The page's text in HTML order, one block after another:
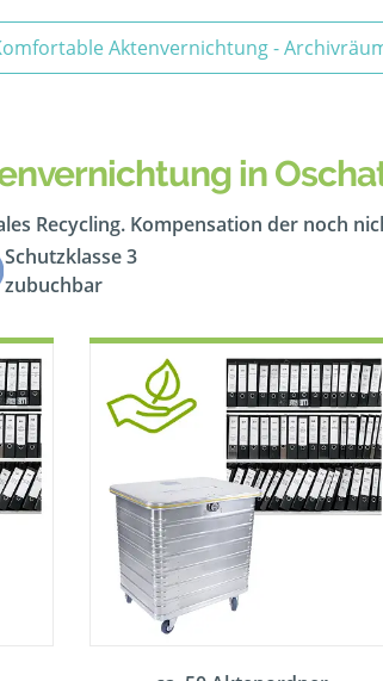
Aktenvernichtung -
in
Recycling. Kompensation der noch
Schutzklasse 3
zubuchbar